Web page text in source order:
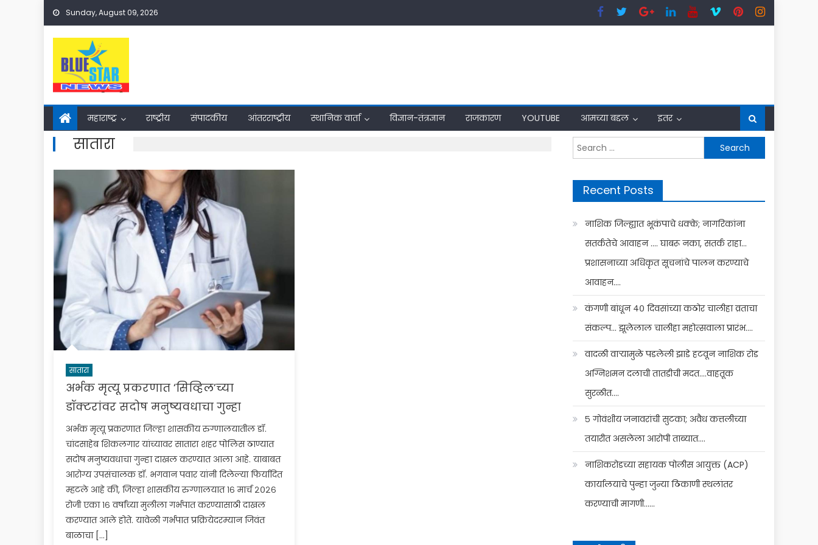
Skip
content
Sunday, August 09, 2026
महाराष्ट्र राष्ट्रीय संपादकीय आंतरराष्ट्रीय स्थानिक वार्ता विज्ञान-तंत्रज्ञान राजकारण YOUTUBE आमच्या बद्दल इतर
सातारा
सातारा
अर्भक मृत्यू प्रकरणात ‘सिव्हिल’च्या
डॉक्टरांवर सदोष मनुष्यवधाचा गुन्हा
अर्भक मृत्यू प्रकरणात जिल्हा शासकीय रुग्णालयातील डॉ.
चांदसाहेब शिकलगार यांच्यावर सातारा शहर पोलिस ठाण्यात
सदोष मनुष्यवधाचा गुन्हा दाखल करण्यात आला आहे. याबाबत
आरोग्य उपसंचालक डॉ. भगवान पवार यांनी दिलेल्या फिर्यादित
म्हटले आहे की, जिल्हा शासकीय रुग्णालयात १६ मार्च २०२६
रोजी एका १६ वर्षांच्या मुलीला गर्भपात करण्यासाठी दाखल
करण्यात आले होते. यावेळी गर्भपात प्रक्रियेदरम्यान जिवंत
बाळाचा […]
Search
for:
Recent Posts
नाशिक जिल्ह्यात भूकंपाचे धक्के; नागरिकांना
सतर्कतेचे आवाहन …. घाबरू नका, सतर्क राहा…
प्रशासनाच्या अधिकृत सूचनांचे पालन करण्याचे
आवाहन….
कंगणी बांधून ४० दिवसांच्या कठोर चालीहा व्रताचा
संकल्प… झूलेलाल चालीहा महोत्सवाला प्रारंभ….
वादळी वाऱ्यामुळे पडलेली झाडे हटवून नाशिक रोड
अग्निशमन दलाची तातडीची मदत….वाहतूक
सुरळीत….
५ गोवंशीय जनावरांची सुटका; अवैध कत्तलीच्या
तयारीत असलेला आरोपी ताब्यात….
नाशिकरोडच्या सहायक पोलीस आयुक्त (ACP)
कार्यालयाचे पुन्हा जुन्या ठिकाणी स्थलांतर
करण्याची मागणी……